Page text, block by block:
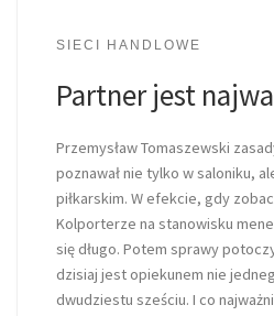
SIECI HANDLOWE
Partner jest
Przemysław Tomaszewski
poznawał nie tylko w saloniku,
piłkarskim. W efekcie, gdy
Kolporterze na stanowisku
się długo. Potem sprawy
dzisiaj jest opiekunem nie
dwudziestu sześciu. I co